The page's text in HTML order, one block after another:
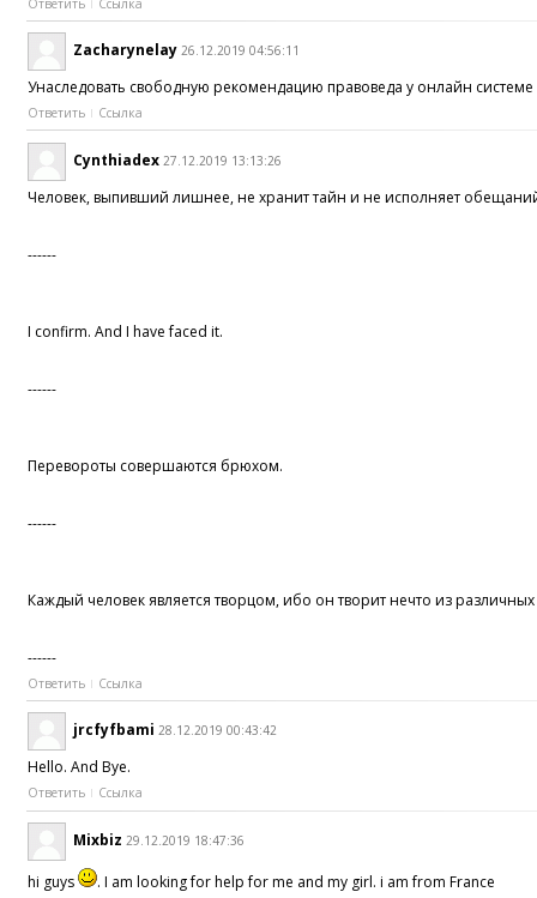
Zacharynelay 26.12.2019 04:56:11
Унаследовать свободную рекомендацию правоведа у онлайн
Ответить Ссылка
Cynthiadex 27.12.2019 13:13:26
Человек, выпивший лишнее, не хранит тайн и не исполняет
------
I confirm. And I have faced it.
------
Перевороты совершаются брюхом.
------
Каждый человек является творцом, ибо он творит нечто из
------
Ответить Ссылка
jrcfyfbami 28.12.2019 00:43:42
Hello. And Bye.
Ответить Ссылка
Mixbiz 29.12.2019 18:47:36
hi guys . I am looking for help for me and my girl. i am from France